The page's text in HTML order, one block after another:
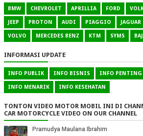
BMW CHEVROLET APRILLIA FORD
JEEP PROTON AUDI PIAGGIO JAGUAR
VOLVO MERCEDES BENZ KTM SYMS
INFORMASI UPDATE
INFO PUBLIK INFO BISNIS INFO PENTING
INFO MENARIK INFO KESEHATAN
TONTON VIDEO MOTOR MOBIL INI DI
CAR MOTORCYCLE VIDEO ON OUR CHANNEL